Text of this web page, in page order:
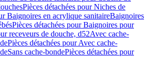
Pièces détachées pour Niches de
Baignoires en acrylique sanitaireBaignoires
Pièces détachées pour Baignoires pour
receveurs de douche, d52Avec cache-
Pièces détachées pour Avec cache-
Sans cache-bondePièces détachées pour